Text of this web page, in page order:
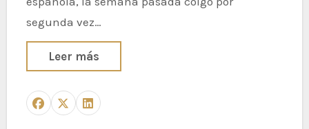
segunda vez…
Leer más